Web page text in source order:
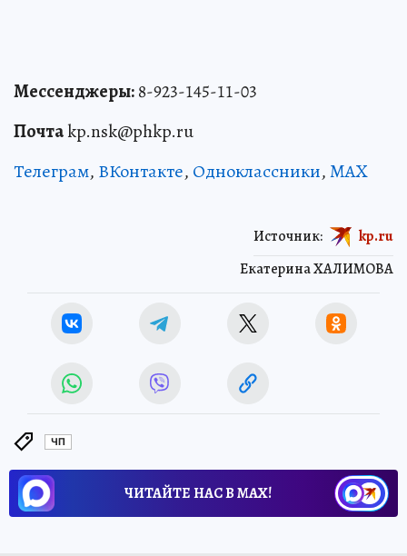
Мессенджеры:8-923-145-11-03
Почтаkp.nsk@phkp.ru
Телеграм, ВКонтакте, Одноклассники,MAX
Екатерина ХАЛИМОВА
Источник: kp.ru
ЧП
ЧИТАЙТЕ НАС В МАХ!